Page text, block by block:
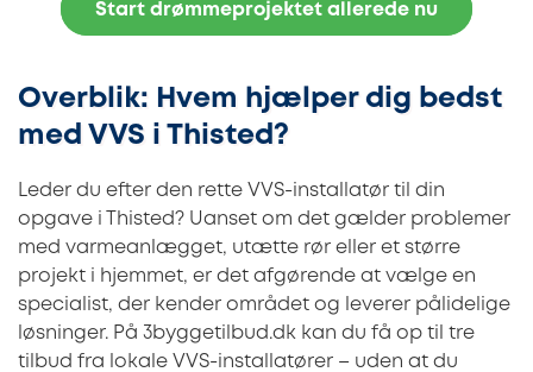
Start drømmeprojektet allerede nu
Overblik: Hvem hjælper dig bedst
med VVS i Thisted?
Leder du efter den rette VVS-installatør til din
opgave i Thisted? Uanset om det gælder problemer
med varmeanlægget, utætte rør eller et større
projekt i hjemmet, er det afgørende at vælge en
specialist, der kender området og leverer pålidelige
løsninger. På 3byggetilbud.dk kan du få op til tre
tilbud fra lokale VVS-installatører – uden at du